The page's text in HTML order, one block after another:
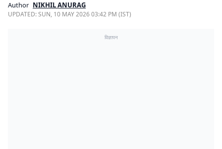
Author NIKHIL ANURAG
UPDATED:SUN, 10 MAY 2026 03:42 PM (IST)
विज्ञापन